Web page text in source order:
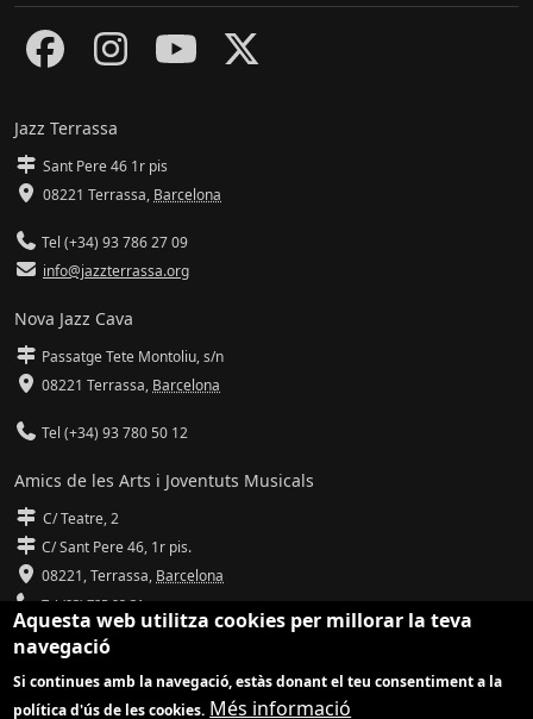
Jazz Terrassa
Sant Pere 46 1r pis
08221 Terrassa, Barcelona
Tel (+34) 93 786 27 09
info@jazzterrassa.org
Nova Jazz Cava
Passatge Tete Montoliu, s/n
08221 Terrassa, Barcelona
Tel (+34) 93 780 50 12
Amics de les Arts i Joventuts Musicals
C/ Teatre, 2
C/ Sant Pere 46, 1r pis.
08221,Terrassa, Barcelona
Tel (93) 785 92 31
info@amicsdelesarts-jjmm.cat
www.amicsdelesarts-jjmm.cat
Aquesta web utilitza cookies per millorar la teva
navegació
Si continues amb la navegació, estàs donant el teu consentiment a la
política d'ús de les cookies. Més informació